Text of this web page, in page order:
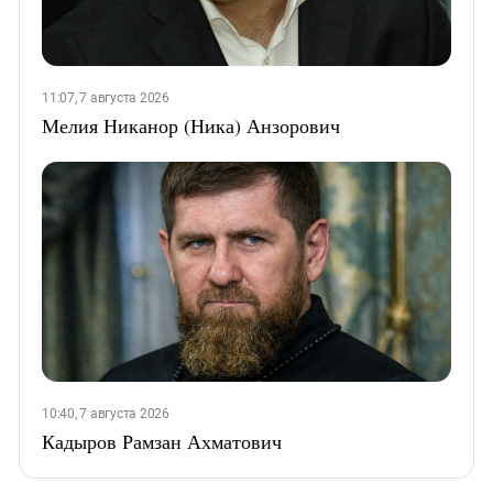
11:07, 7 августа 2026
Мелия Никанор (Ника) Анзорович
10:40, 7 августа 2026
Кадыров Рамзан Ахматович